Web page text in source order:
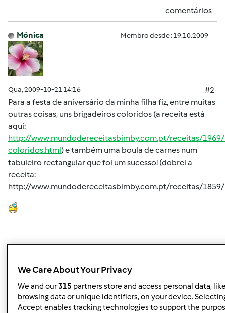
comentários
Mónica Membro desde : 19.10.2009
Qua, 2009-10-21 14:16
#2
Para a festa de aniversário da minha filha fiz, entre muitas
outras coisas, uns brigadeiros coloridos (a receita está
aqui:
http://www.mundodereceitasbimby.com.pt/receitas/
coloridos.html) e também uma boula de carnes num
tabuleiro rectangular que foi um sucesso! (dobrei a
receita:
http://www.mundodereceitasbimby.com.pt/receitas/
Iniciar sessãoou registe-se aquipara escrever
comentários
We Care About Your Privacy
We and our315 partners store and access personal data,
browsing data or unique identifiers, on your device.
Accept enables tracking technologies to support the